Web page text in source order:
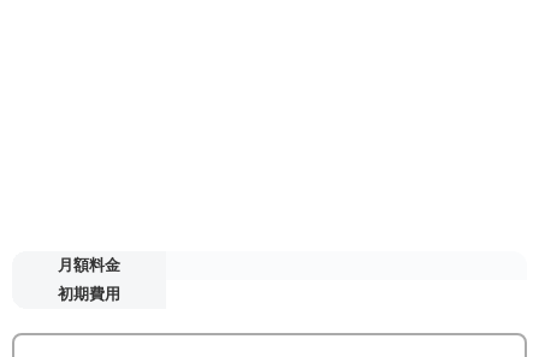
月額料金
初期費用